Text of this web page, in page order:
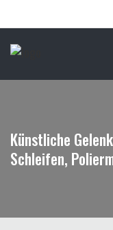
Künstliche
Schleifen,